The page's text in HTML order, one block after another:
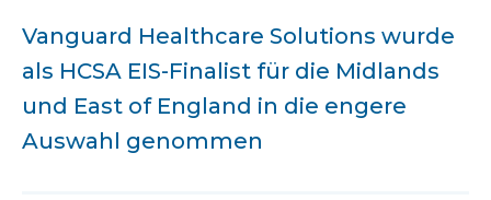
Vanguard Healthcare Solutions wurde
als HCSA EIS-Finalist für die Midlands
und East of England in die engere
Auswahl genommen